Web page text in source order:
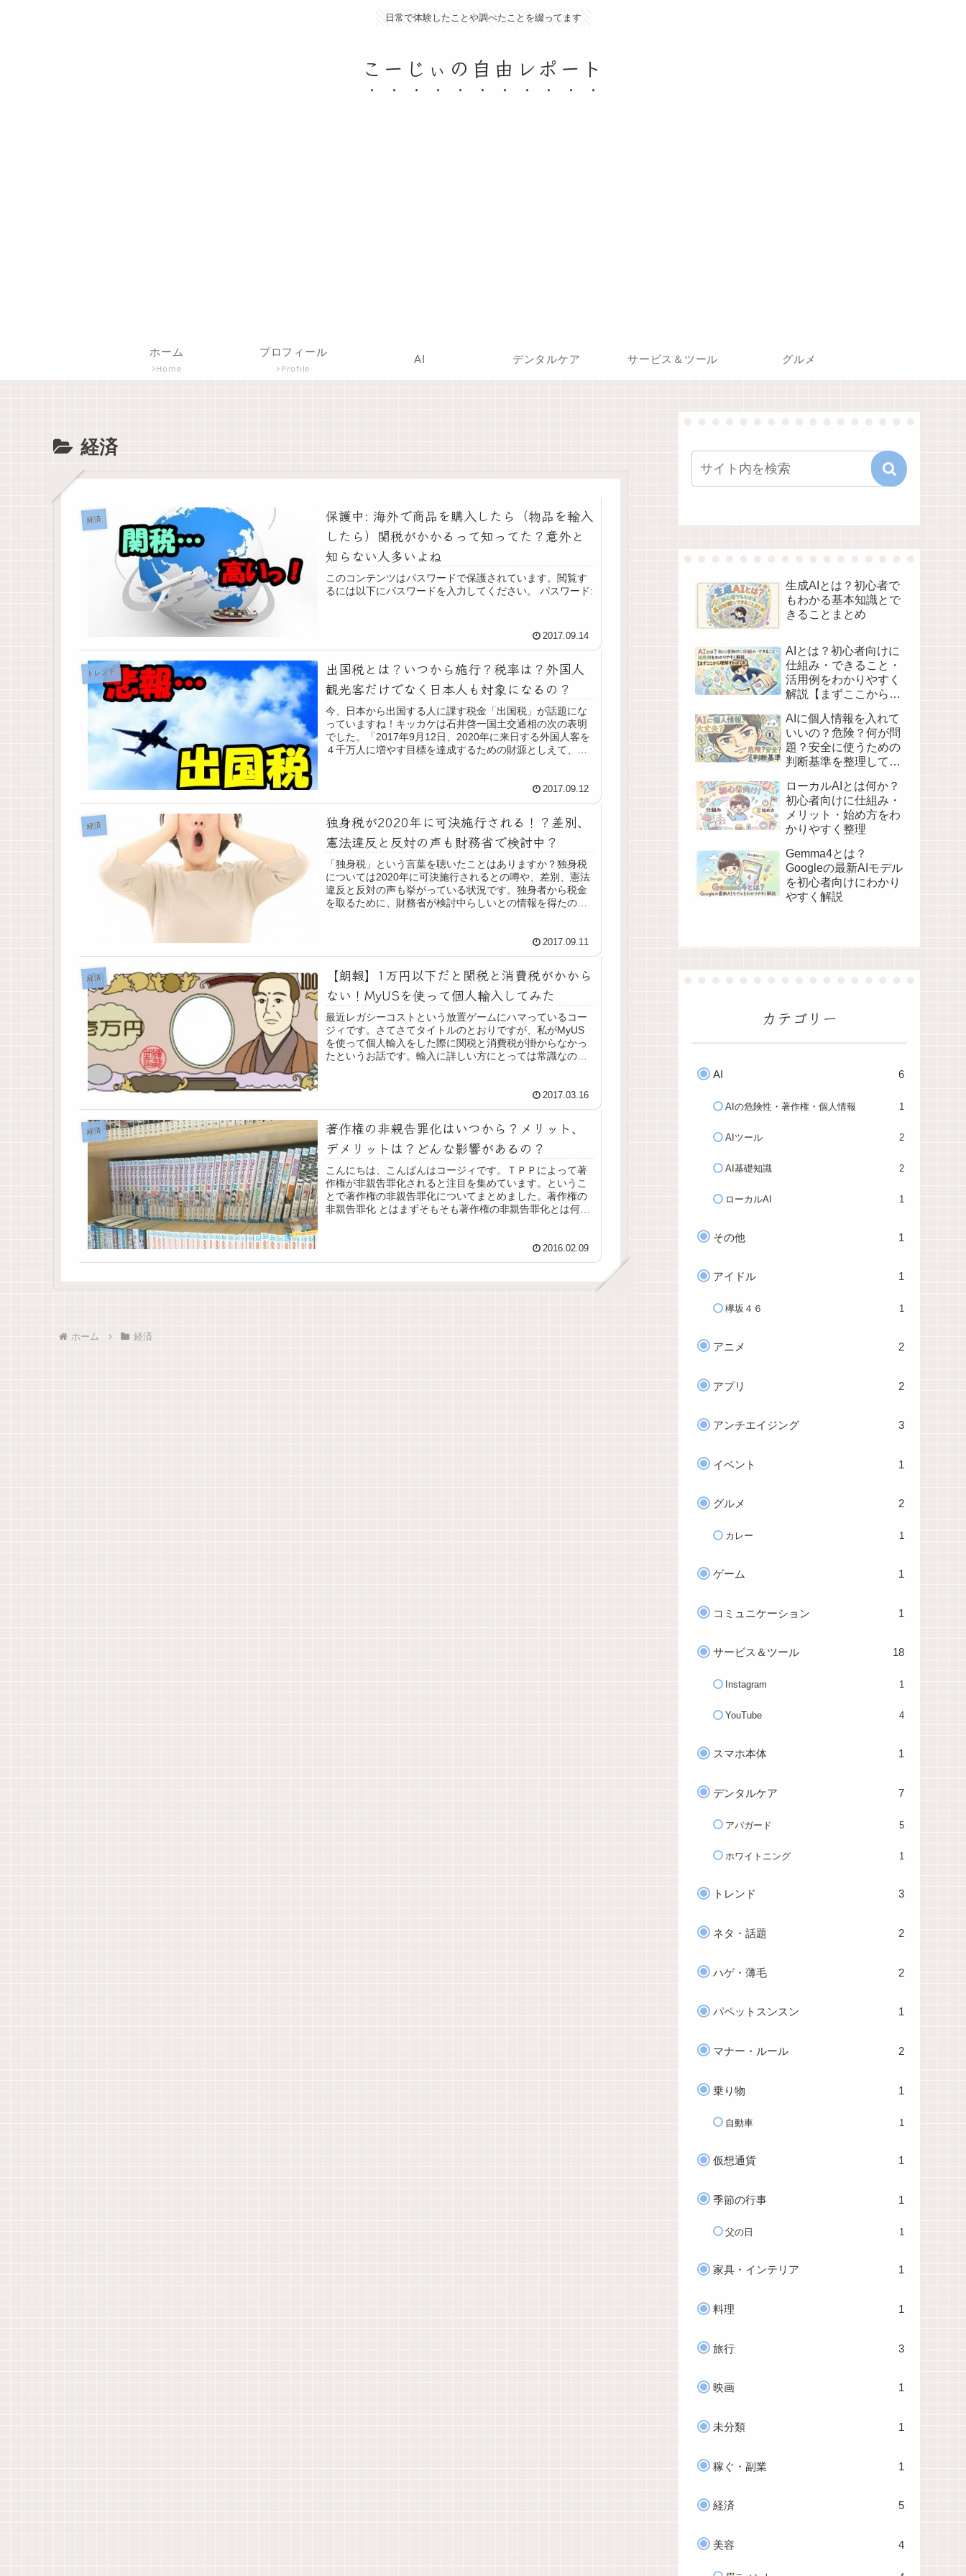
日常で体験したことや調べたことを綴ってます
こーじぃの自由レポート
ホーム
Home
プロフィール
Profile
AI デンタルケア サービス＆ツール グルメ
経済
経済
保護中: 海外で商品を購入したら（物品を輸入
したら）関税がかかるって知ってた？意外と
知らない人多いよね
このコンテンツはパスワードで保護されています。閲覧す
るには以下にパスワードを入力してください。 パスワード:
2017.09.14
トレンド
出国税とは？いつから施行？税率は？外国人
観光客だけでなく日本人も対象になるの？
今、日本から出国する人に課す税金「出国税」が話題にな
っていますね！キッカケは石井啓一国土交通相の次の表明
でした。「2017年9月12日、2020年に来日する外国人客を
４千万人に増やす目標を達成するための財源としえて、日
2017.09.12
経済
独身税が2020年に可決施行される！？差別、
憲法違反と反対の声も財務省で検討中？
「独身税」という言葉を聴いたことはありますか？独身税
については2020年に可決施行されるとの噂や、差別、憲法
違反と反対の声も挙がっている状況です。独身者から税金
を取るために、財務省が検討中らしいとの情報を得たので
2017.09.11
経済
【朗報】1万円以下だと関税と消費税がかから
ない！MyUSを使って個人輸入してみた
最近レガシーコストという放置ゲームにハマっているコー
ジィです。さてさてタイトルのとおりですが、私がMyUS
を使って個人輸入をした際に関税と消費税が掛からなかっ
たというお話です。輸入に詳しい方にとっては常識なのか
2017.03.16
経済
著作権の非親告罪化はいつから？メリット、
デメリットは？どんな影響があるの？
こんにちは、こんばんはコージィです。ＴＰＰによって著
作権が非親告罪化されると注目を集めています。というこ
とで著作権の非親告罪化についてまとめました。著作権の
非親告罪化 とはまずそもそも著作権の非親告罪化とは何な
2016.02.09
ホーム 経済
生成AIとは？初心者で
もわかる基本知識とで
きることまとめ
AIとは？初心者向けに
仕組み・できること・
活用例をわかりやすく
解説【まずここから理
AIに個人情報を入れて
いいの？危険？何が問
題？安全に使うための
判断基準を整理してみ
ローカルAIとは何か？
初心者向けに仕組み・
メリット・始め方をわ
かりやすく整理
Gemma4とは？
Googleの最新AIモデル
を初心者向けにわかり
やすく解説
カテゴリー
AI 6
AIの危険性・著作権・個人情報 1
AIツール 2
AI基礎知識 2
ローカルAI 1
その他 1
アイドル 1
欅坂４６ 1
アニメ 2
アプリ 2
アンチエイジング 3
イベント 1
グルメ 2
カレー 1
ゲーム 1
コミュニケーション 1
サービス＆ツール 18
Instagram 1
YouTube 4
スマホ本体 1
デンタルケア 7
アパガード 5
ホワイトニング 1
トレンド 3
ネタ・話題 2
ハゲ・薄毛 2
パペットスンスン 1
マナー・ルール 2
乗り物 1
自動車 1
仮想通貨 1
季節の行事 1
父の日 1
家具・インテリア 1
料理 1
旅行 3
映画 1
未分類 1
稼ぐ・副業 1
経済 5
美容 4